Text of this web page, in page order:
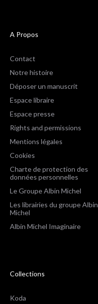
A Propos
Contact
Notre histoire
Déposer un manuscrit
Espace libraire
Espace presse
Rights and permissions
Mentions légales
Cookies
Charte de protection des
données personnelles
Le Groupe Albin Michel
Les librairies du groupe Albin
Michel
Albin Michel Imaginaire
Collections
Koda